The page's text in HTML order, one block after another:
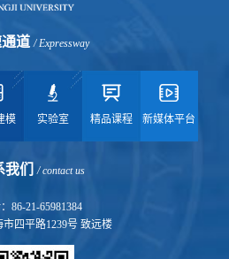
道 / Expressway
模 实验室 精品课程 新媒体平台
我们 / contact us
86-21-65981384
四平路1239号 致远楼